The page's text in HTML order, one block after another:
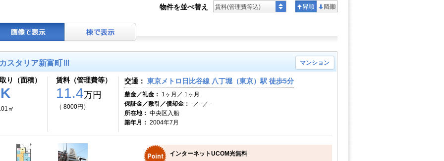
物件を並べ替え 賃料(管理費等込)
スタリア新富町Ⅲ マンション
り（面積）
㎡
賃料（管理費等）
11.4万円
（ 8000円）
交通： 東京メトロ日比谷線 八丁堀（東京）駅 徒歩5分
敷金／礼金： 1ヶ月／ 1ヶ月
保証金／敷引／償却金： -／ -／ -
所在地： 中央区入船
築年月： 2004年7月
インターネットUCOM光無料